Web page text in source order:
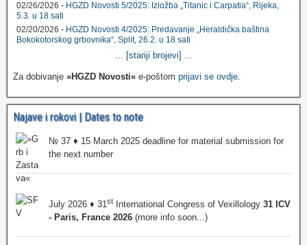
02/26/2026 - HGZD Novosti 5/2025: Izložba „Titanic i Carpatia“, Rijeka,
5.3. u 18 sati
02/20/2026 - HGZD Novosti 4/2025: Predavanje „Heraldička baština
Bokokotorskog grbovnika“, Split, 26.2. u 18 sati
... [stariji brojevi] ...
Za dobivanje »HGZD Novosti« e-poštom prijavi se ovdje.
Najave i rokovi | Dates to note
№ 37 ♦ 15 March 2025 deadline for material submission for
the next number
July 2026 ♦ 31st International Congress of Vexillology 31 ICV
- Paris, France 2026 (more info soon...)